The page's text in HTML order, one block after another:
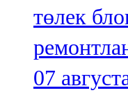
төлек
07